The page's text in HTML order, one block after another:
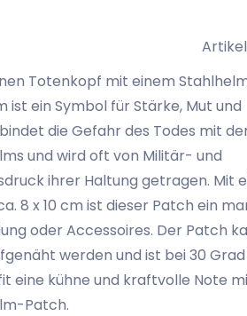
Totenkopf mit einem
ein Symbol für Stärke, Mut und
die Gefahr des Todes mit
und wird oft von Militär- und
ihrer Haltung getragen. Mit
8 x 10 cm ist dieser Patch ein
oder Accessoires. Der Patch
werden und ist bei 30
eine kühne und kraftvolle Note
Patch.